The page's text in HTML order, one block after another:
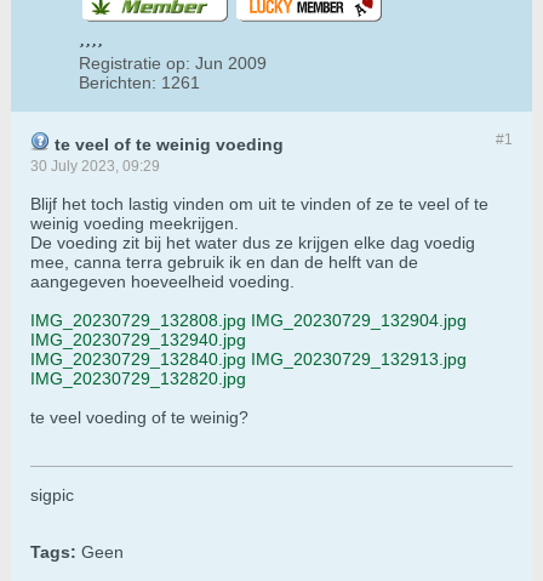
Registratie op: Jun 2009
Berichten: 1261
#1
te veel of te weinig voeding
30 July 2023, 09:29
Blijf het toch lastig vinden om uit te vinden of ze te veel of te
weinig voeding meekrijgen.
De voeding zit bij het water dus ze krijgen elke dag voedig
mee, canna terra gebruik ik en dan de helft van de
aangegeven hoeveelheid voeding.
IMG_20230729_132808.jpg IMG_20230729_132904.jpg
IMG_20230729_132940.jpg
IMG_20230729_132840.jpg IMG_20230729_132913.jpg
IMG_20230729_132820.jpg
te veel voeding of te weinig?
sigpic
Tags: Geen